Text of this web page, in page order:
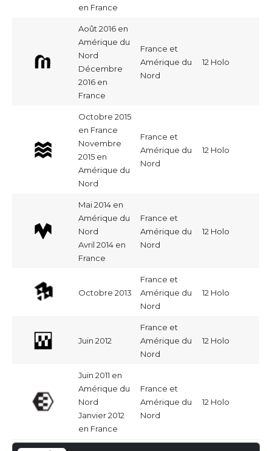
en France
Août 2016 en
Amérique du
Nord
Décembre
2016 en
France
France et
Amérique du
Nord
12 Holo
Octobre 2015
en France
Novembre
2015 en
Amérique du
Nord
France et
Amérique du
Nord
12 Holo
Mai 2014 en
Amérique du
Nord
Avril 2014 en
France
France et
Amérique du
Nord
12 Holo
Octobre 2013
France et
Amérique du
Nord
12 Holo
Juin 2012
France et
Amérique du
Nord
12 Holo
Juin 2011 en
Amérique du
Nord
Janvier 2012
en France
France et
Amérique du
Nord
12 Holo